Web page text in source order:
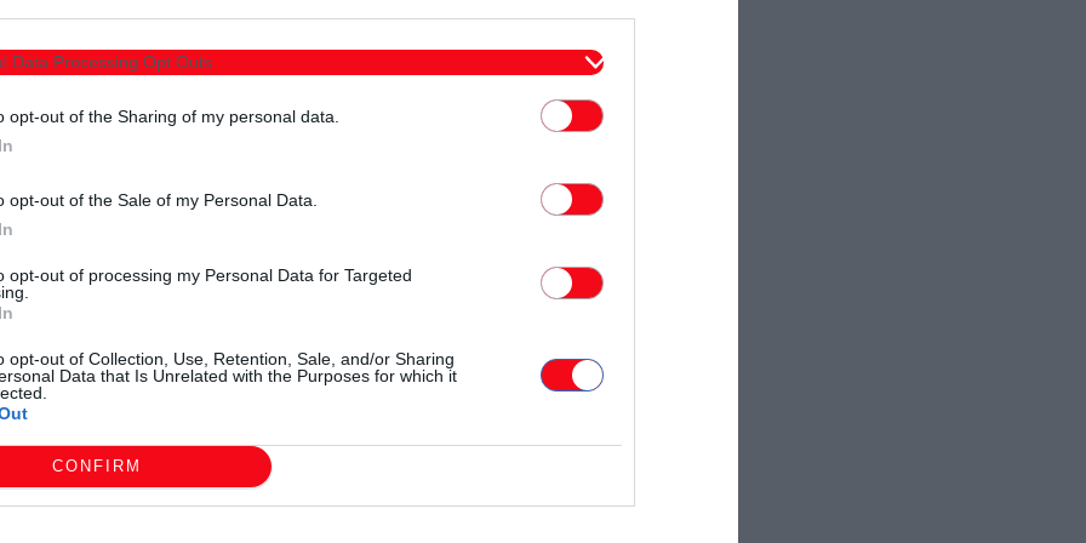
Data Processing Opt Outs
opt-out of the Sharing of my personal data.
opt-out of the Sale of my Personal Data.
opt-out of processing my Personal Data for Targeted
opt-out of Collection, Use, Retention, Sale, and/or Sharing
Data that Is Unrelated with the Purposes for which it
CONFIRM
Όλα τα πιάτα του μπουφέ επιμελήθηκαν και
μας, προσφέροντας στους επισκέπτες μια
ευγένεια, το ενδιαφέρον και την όμορφη διάθεση!
ανυπομονούμε για την επόμενη σας επίσκεψη!
the postgraduate students from UNISG University of
areas, where they had the opportunity to get a
gin, and other fine spirits — all crafted with care
a tasting lunch featuring dishes made exclusively from
prepared with love by the dedicated members of our
Thracian hospitality.
enthusiasm, and collaborative spirit. You were
your next visit!